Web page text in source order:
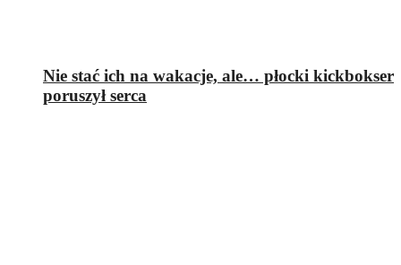
Nie stać ich na wakacje, ale… płocki kickbokser
poruszył serca